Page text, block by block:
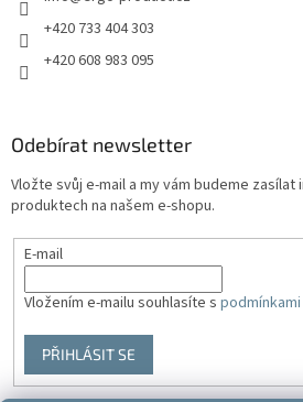
+420 733 404 303
+420 608 983 095
Odebírat newsletter
Vložte svůj e-mail a my vám budeme zasílat
produktech na našem e-shopu.
E-mail
Vložením e-mailu souhlasíte s
PŘIHLÁSIT SE